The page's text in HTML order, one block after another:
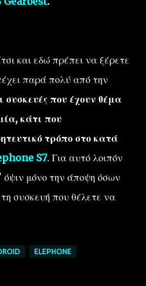
και εδώ πρέπει να ξέρετε
παρά πολύ από την
συσκευές που έχουν θέμα
κάτι που
τρόπο στο κατά
S7. Για αυτό λοιπόν
μόνο την άποψη όσων
συσκευή που θέλετε να
ELEPHONE